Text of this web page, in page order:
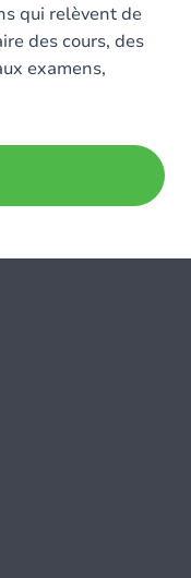
qui relèvent de
des cours, des
examens,